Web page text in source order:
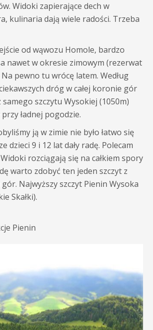
Widoki zapierające dech w
kulinaria dają wiele radości. Trzeba
od wąwozu Homole, bardzo
nawet w okresie zimowym (rezerwat
Na pewno tu wrócę latem. Według
dróg w całej koronie gór
samego szczytu Wysokiej (1050m)
ładnej pogodzie.
ją w zimie nie było łatwo się
dzieci 9 i 12 lat dały radę. Polecam
rozciągają się na całkiem spory
warto zdobyć ten jeden szczyt z
Najwyższy szczyt Pienin Wysoka
Skałki).
Pienin